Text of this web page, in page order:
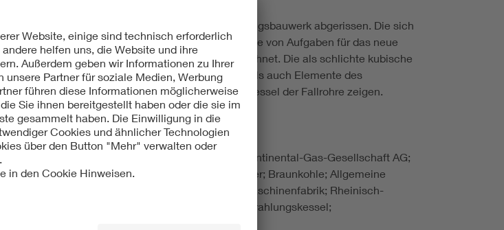
das Leitstandsgebäude sowie das Verbindungsbauwerk abgerissen. Die sich
wurde in der Folgezeit für die Übernahme von Aufgaben für das neue
heute als »Schaltanlage Frimmersdorf« bezeichnet. Die als schlichte kubische
weisen neben Einflüssen des Heimatschutzstils auch Elemente des
der Gesimsrahmungen oder die breiten Rinnenkessel der Fallrohre zeigen.
Walter; Rheydt; Werner Issel; Deutsche Continental-Gas-Gesellschaft AG;
AG; Steinkohleversorgung; Gewerkschaft Walter; Braunkohle; Allgemeine
Walther; Walther & Cie. AG, Dampfkessel- u. Maschinenfabrik; Rheinisch-
Tagebau Garzweiler; Vorschaltanlage; Strahlungskessel;
Kraftwerk Frimmersdorf